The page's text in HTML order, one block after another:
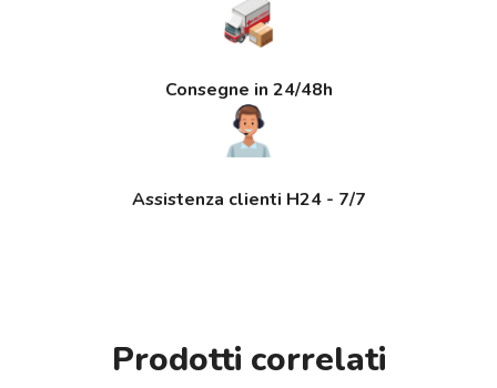
Consegne in 24/48h
Assistenza clienti H24 - 7/7
Prodotti correlati